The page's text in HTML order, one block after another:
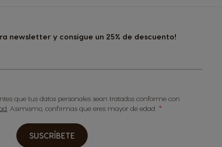
newsletter y consigue un 25% de descuento!
que tus datos personales sean tratados conforme con
. Asimismo, confirmas que eres mayor de edad.
SUSCRÍBETE